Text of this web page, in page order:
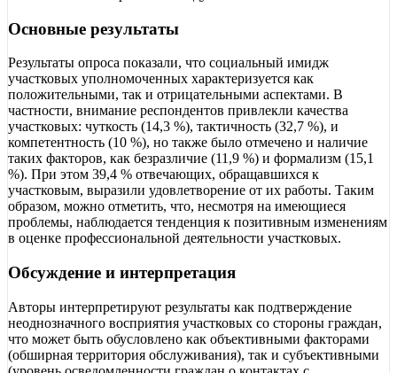
Основные результаты
Результаты опроса показали, что социальный имидж
участковых уполномоченных характеризуется как
положительными, так и отрицательными аспектами. В
частности, внимание респондентов привлекли качества
участковых: чуткость (14,3 %), тактичность (32,7 %), и
компетентность (10 %), но также было отмечено и наличие
таких факторов, как безразличие (11,9 %) и формализм (15,1
%). При этом 39,4 % отвечающих, обращавшихся к
участковым, выразили удовлетворение от их работы. Таким
образом, можно отметить, что, несмотря на имеющиеся
проблемы, наблюдается тенденция к позитивным изменениям
в оценке профессиональной деятельности участковых.
Обсуждение и интерпретация
Авторы интерпретируют результаты как подтверждение
неоднозначного восприятия участковых со стороны граждан,
что может быть обусловлено как объективными факторами
(обширная территория обслуживания), так и субъективными